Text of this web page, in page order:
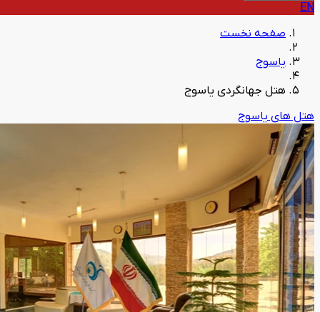
EN
صفحه نخست
یاسوج
هتل جهانگردی یاسوج
هتل های یاسوج